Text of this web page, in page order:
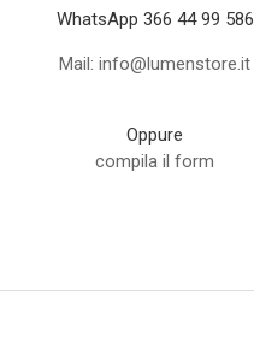
WhatsApp 366 44 99 586
Mail: info@lumenstore.it
Oppure
compila il form